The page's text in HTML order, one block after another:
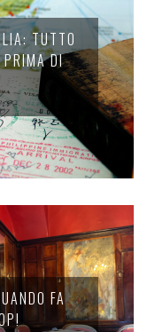
TUTTO
PRIMA DI
FA